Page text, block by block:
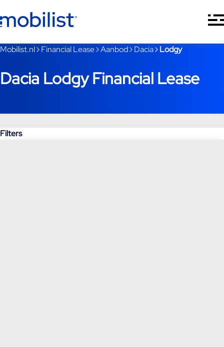
Je bent nu voorbij het hoofdmenu
Mobilist.nl Financial Lease Aanbod Dacia Lodgy
Dacia Lodgy Financial Lease
Filters